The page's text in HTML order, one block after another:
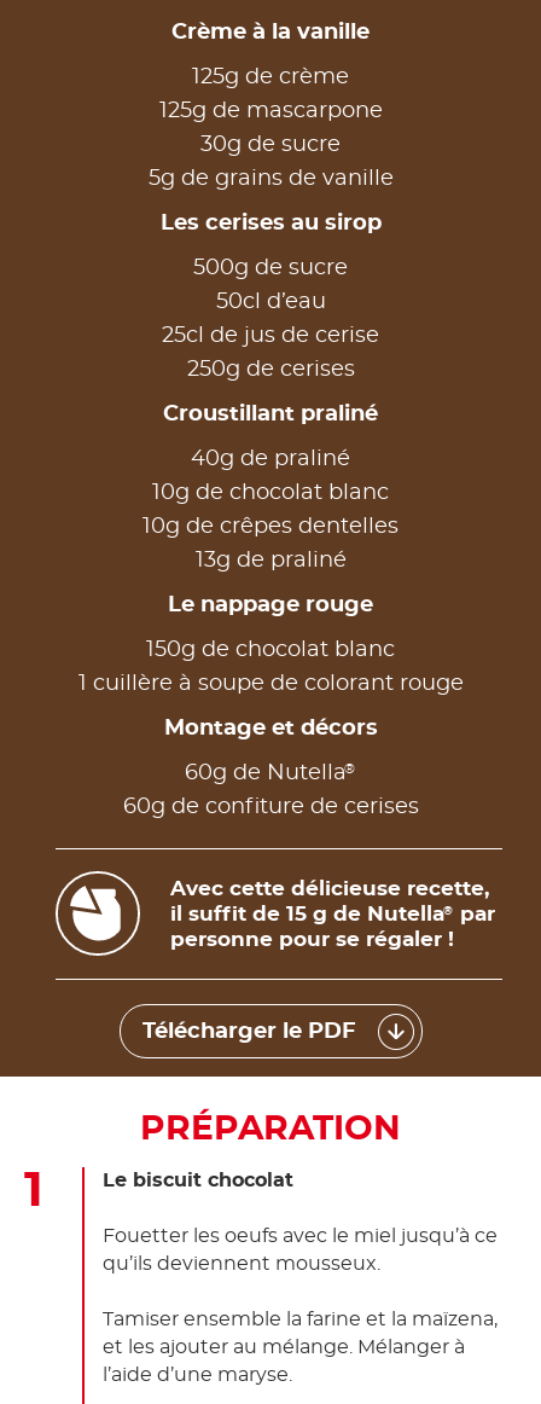
Crème à la vanille
125g de crème
125g de mascarpone
30g de sucre
5g de grains de vanille
Les cerises au sirop
500g de sucre
50cl d’eau
25cl de jus de cerise
250g de cerises
Croustillant praliné
40g de praliné
10g de chocolat blanc
10g de crêpes dentelles
13g de praliné
Le nappage rouge
150g de chocolat blanc
1 cuillère à soupe de colorant rouge
Montage et décors
60g de Nutella®
60g de confiture de cerises
Avec cette délicieuse recette,
il suffit de 15 g de Nutella®
par
personne pour se régaler !
Télécharger le PDF
PRÉPARATION
Le biscuit chocolat
Fouetter les oeufs avec le miel jusqu’à ce
qu’ils deviennent mousseux.
Tamiser ensemble la farine et la maïzena,
et les ajouter au mélange. Mélanger à
l’aide d’une maryse.